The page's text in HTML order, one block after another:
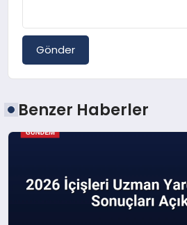
Gönder
Benzer Haberler